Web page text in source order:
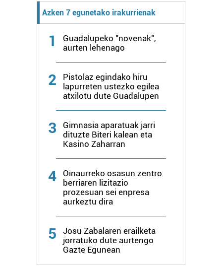
Azken 7 egunetako irakurrienak
1
Guadalupeko "novenak",
aurten lehenago
2
Pistolaz egindako hiru
lapurreten ustezko egilea
atxilotu dute Guadalupen
3
Gimnasia aparatuak jarri
dituzte Biteri kalean eta
Kasino Zaharran
4
Oinaurreko osasun zentro
berriaren lizitazio
prozesuan sei enpresa
aurkeztu dira
5
Josu Zabalaren erailketa
jorratuko dute aurtengo
Gazte Egunean